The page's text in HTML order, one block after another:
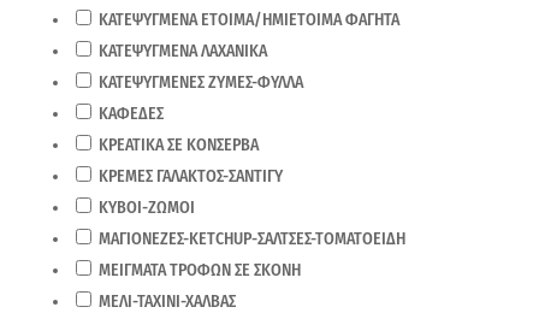
ΚΑΤΕΨΥΓΜΕΝΑ ΕΤΟΙΜΑ/ΗΜΙΕΤΟΙΜΑ ΦΑΓΗΤΑ
ΚΑΤΕΨΥΓΜΕΝΑ ΛΑΧΑΝΙΚΑ
ΚΑΤΕΨΥΓΜΕΝΕΣ ΖΥΜΕΣ-ΦΥΛΛΑ
ΚΑΦΕΔΕΣ
ΚΡΕΑΤΙΚΑ ΣΕ ΚΟΝΣΕΡΒΑ
ΚΡΕΜΕΣ ΓΑΛΑΚΤΟΣ-ΣΑΝΤΙΓΥ
ΚΥΒΟΙ-ΖΩΜΟΙ
ΜΑΓΙΟΝΕΖΕΣ-KETCHUP-ΣΑΛΤΣΕΣ-ΤΟΜΑΤΟΕΙΔΗ
ΜΕΙΓΜΑΤΑ ΤΡΟΦΩΝ ΣΕ ΣΚΟΝΗ
ΜΕΛΙ-ΤΑΧΙΝΙ-ΧΑΛΒΑΣ